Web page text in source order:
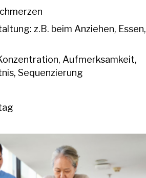
z.B. beim Anziehen, Essen,
Aufmerksamkeit,
Sequenzierung